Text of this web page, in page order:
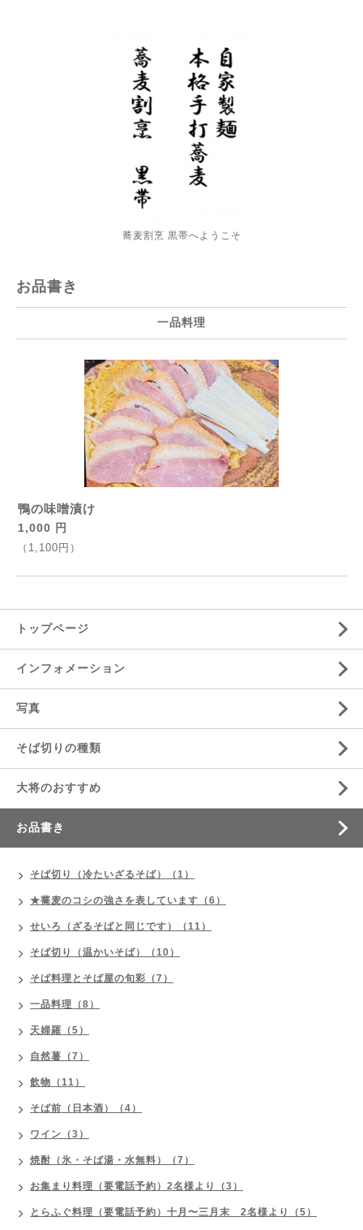
蕎麦割烹 黒帯へようこそ
お品書き
一品料理
鴨の味噌漬け
1,000 円
（1,100円）
トップページ
インフォメーション
写真
そば切りの種類
大将のおすすめ
お品書き
そば切り（冷たいざるそば）（1）
★蕎麦のコシの強さを表しています（6）
せいろ（ざるそばと同じです）（11）
そば切り（温かいそば）（10）
そば料理とそば屋の旬彩（7）
一品料理（8）
天婦羅（5）
自然薯（7）
飲物（11）
そば前（日本酒）（4）
ワイン（3）
焼酎（氷・そば湯・水無料）（7）
お集まり料理（要電話予約）2名様より（3）
とらふぐ料理（要電話予約）十月〜三月末 2名様より（5）